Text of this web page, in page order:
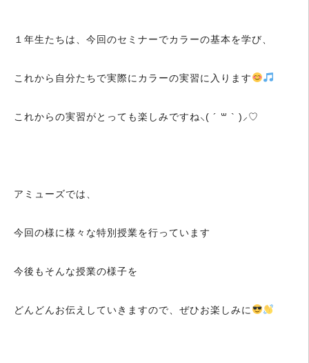
１年生たちは、今回のセミナーでカラーの基本を学び、
これから自分たちで実際にカラーの実習に入ります
これからの実習がとっても楽しみですね⸜( ´ ꒳ ` )⸝♡︎
アミューズでは、
今回の様に様々な特別授業を行っています
今後もそんな授業の様子を
どんどんお伝えしていきますので、ぜひお楽しみに